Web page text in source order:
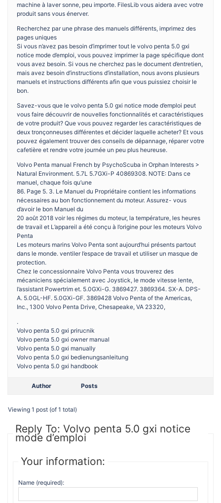
machine à laver sonne, peu importe. FilesLib vous aidera avec votre
produit sans vous énerver.
Recherchez par une phrase des manuels différents, imprimez des
pages uniques
Si vous n’avez pas besoin d’imprimer tout le volvo penta 5.0 gxi
notice mode d’emploi, vous pouvez imprimer la page spécifique dont
vous avez besoin. Si vous ne cherchez pas le document d’entretien,
mais avez besoin d’instructions d’installation, nous avons plusieurs
manuels et instructions différents afin que vous puissiez choisir le
bon.
Savez-vous que le volvo penta 5.0 gxi notice mode d’emploi peut
vous faire découvrir de nouvelles fonctionnalités et caractéristiques
de votre produit? Que vous pouvez regarder les caractéristiques de
deux tronçonneuses différentes et décider laquelle acheter? Et vous
pouvez également trouver des conseils de dépannage, réparer votre
cafetière et rendre votre journée un peu plus heureuse.
Volvo Penta manual French by PsychoScuba in Orphan Interests >
Natural Environment. 5.7L 5.7GXi-P 40869308. NOTE: Dans ce
manuel, chaque fois qu’une
86. Page 5. 3. Le Manuel du Propriétaire contient les informations
nécessaires au bon fonctionnement du moteur. Assurez- vous
d’avoir le bon Manuel du
20 août 2018 voir les régimes du moteur, la température, les heures
de travail et L’appareil a été conçu à l’origine pour les moteurs Volvo
Penta
Les moteurs marins Volvo Penta sont aujourd’hui présents partout
dans le monde. ventiler l’espace de travail et utiliser un masque de
protection.
Chez le concessionnaire Volvo Penta vous trouverez des
mécaniciens spécialement avec Joystick, le mode vitesse lente,
l’assistant Powertrim et. 5.0GXi-G. 3869427. 3869364. SX-A. DPS-
A. 5.0GL-HF. 5.0GXi-GF. 3869428 Volvo Penta of the Americas,
Inc., 1300 Volvo Penta Drive, Chesapeake, VA 23320,
.
Volvo penta 5.0 gxi prirucnik
Volvo penta 5.0 gxi owner manual
Volvo penta 5.0 gxi manually
Volvo penta 5.0 gxi bedienungsanleitung
Volvo penta 5.0 gxi handbook
Author Posts
Viewing 1 post (of 1 total)
Reply To: Volvo penta 5.0 gxi notice
mode d’emploi
Your information:
Name (required):